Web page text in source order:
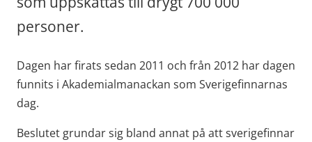
personer.
Dagen har firats sedan 2011 och från 2012 har dagen
funnits i Akademialmanackan som Sverigefinnarnas
dag.
Beslutet grundar sig bland annat på att sverigefinnar